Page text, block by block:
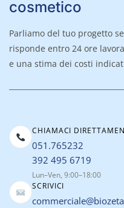
cosmetico
Parliamo del tuo progetto
risponde entro 24 ore
e una stima dei costi
CHIAMACI
051.765232
392 495 6719
Lun–Ven, 9:00–18:00
SCRIVICI